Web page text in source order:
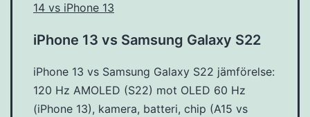
14 vs iPhone 13
iPhone 13 vs Samsung Galaxy S22
iPhone 13 vs Samsung Galaxy S22 jämförelse:
120 Hz AMOLED (S22) mot OLED 60 Hz
(iPhone 13), kamera, batteri, chip (A15 vs